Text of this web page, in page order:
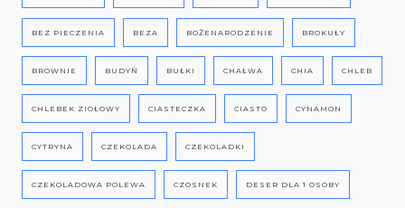
BEZ PIECZENIA BEZA BOŻENARODZENIE BROKUŁY
BROWNIE BUDYŃ BUŁKI CHAŁWA CHIA CHLEB
CHLEBEK ZIOŁOWY CIASTECZKA CIASTO CYNAMON
CYTRYNA CZEKOLADA CZEKOLADKI
CZEKOLADOWA POLEWA CZOSNEK DESER DLA 1 OSOBY